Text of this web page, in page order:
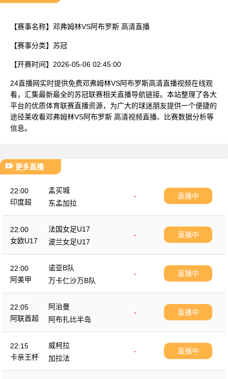
【赛事名称】 邓弗姆林VS阿布罗斯 高清直播
【赛事分类】 苏冠
【开赛时间】 2026-05-06 02:45:00
24直播网实时提供免费邓弗姆林VS阿布罗斯高清直播视频在线观
看，汇集最新最全的苏冠联赛相关直播导航链接。本站整理了各大
平台的优质体育联赛直播资源，为广大的球迷朋友提供一个便捷的
途径莱收看邓弗姆林VS阿布罗斯 高清视频直播、比赛数据分析等
信息。
更多直播
22:00
印度超
孟买城
-
东孟加拉
直播中
22:00
女欧U17
法国女足U17
-
波兰女足U17
直播中
22:00
阿美甲
诺亚B队
-
万卡仁沙万B队
直播中
22:05
阿联酋超
阿治曼
-
阿布扎比半岛
直播中
22:15
卡亲王杯
威柯拉
-
加拉法
直播中